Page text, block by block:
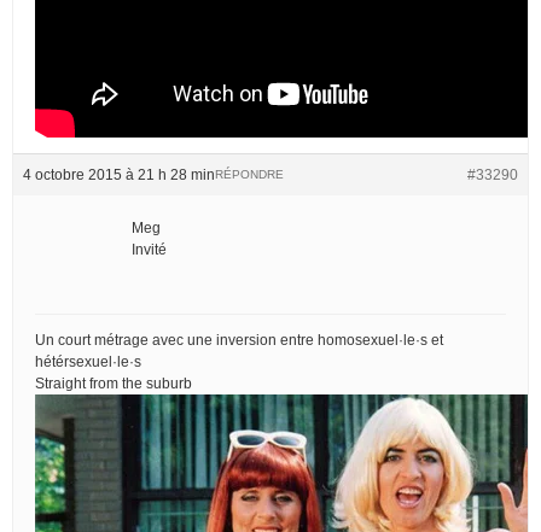
4 octobre 2015 à 21 h 28 min #33290
RÉPONDRE
Meg
Invité
Un court métrage avec une inversion entre homosexuel·le·s et
hétérsexuel·le·s
Straight from the suburb